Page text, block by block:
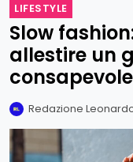
LIFESTYLE
Slow
allestire un
consapevole
Redazione